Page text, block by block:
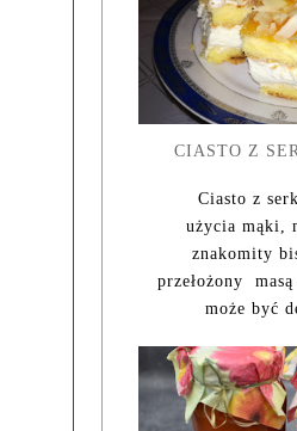
CIASTO Z
Ciasto z
użycia mąki,
znakomity
przełożony
może być